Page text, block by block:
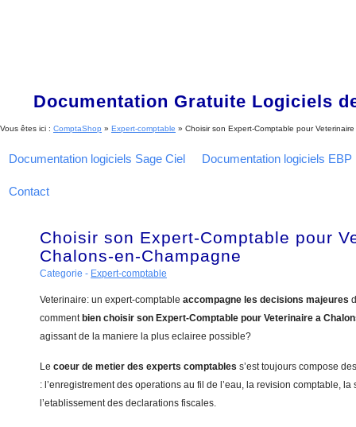
Documentation Gratuite Logiciels
Vous êtes ici : ComptaShop » Expert-comptable » Choisir son Expert-Comptable pour
Documentation logiciels Sage Ciel Documentation logiciels EBP
Contact
Choisir son Expert-Comptable pour
Chalons-en-Champagne
Categorie - Expert-comptable
Veterinaire: un expert-comptable accompagne les decisions majeures
comment bien choisir son Expert-Comptable pour Veterinaire a
agissant de la maniere la plus eclairee possible?
Le coeur de metier des experts comptables s’est toujours compose
: l’enregistrement des operations au fil de l’eau, la revision comptable, la
l’etablissement des declarations fiscales.